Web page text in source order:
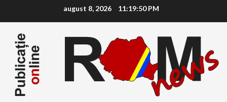
content
august 8, 2026 11:19:51 PM